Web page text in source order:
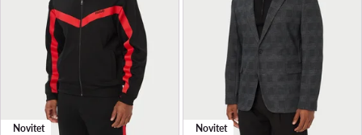
Novitet Novitet